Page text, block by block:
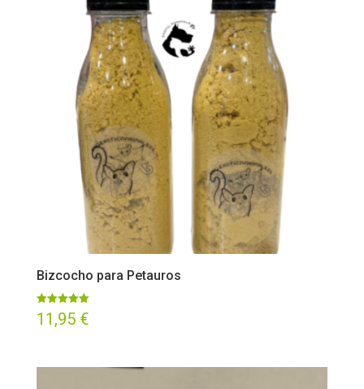
Bizcocho para Petauros
Valorado
11,95 €